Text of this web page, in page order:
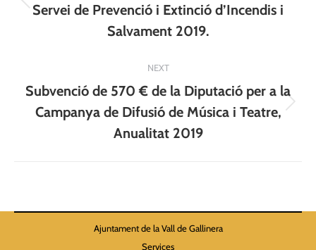
Previous
post:
Servei de Prevenció i Extinció d’Incendis i
Salvament 2019.
NEXT
Next
post:
Subvenció de 570 € de la Diputació per a la
Campanya de Difusió de Música i Teatre,
Anualitat 2019
Ajuntament de la Vall de Gallinera
Services